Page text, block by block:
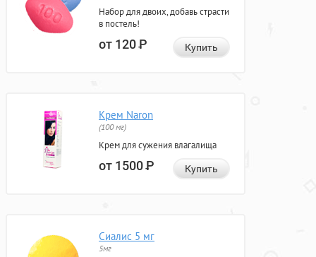
Набор для двоих, добавь страсти
в постель!
от 120Р Купить
Крем Naron
(100 мг)
Крем для сужения влагалища
от 1500Р Купить
Сиалис 5 мг
5мг